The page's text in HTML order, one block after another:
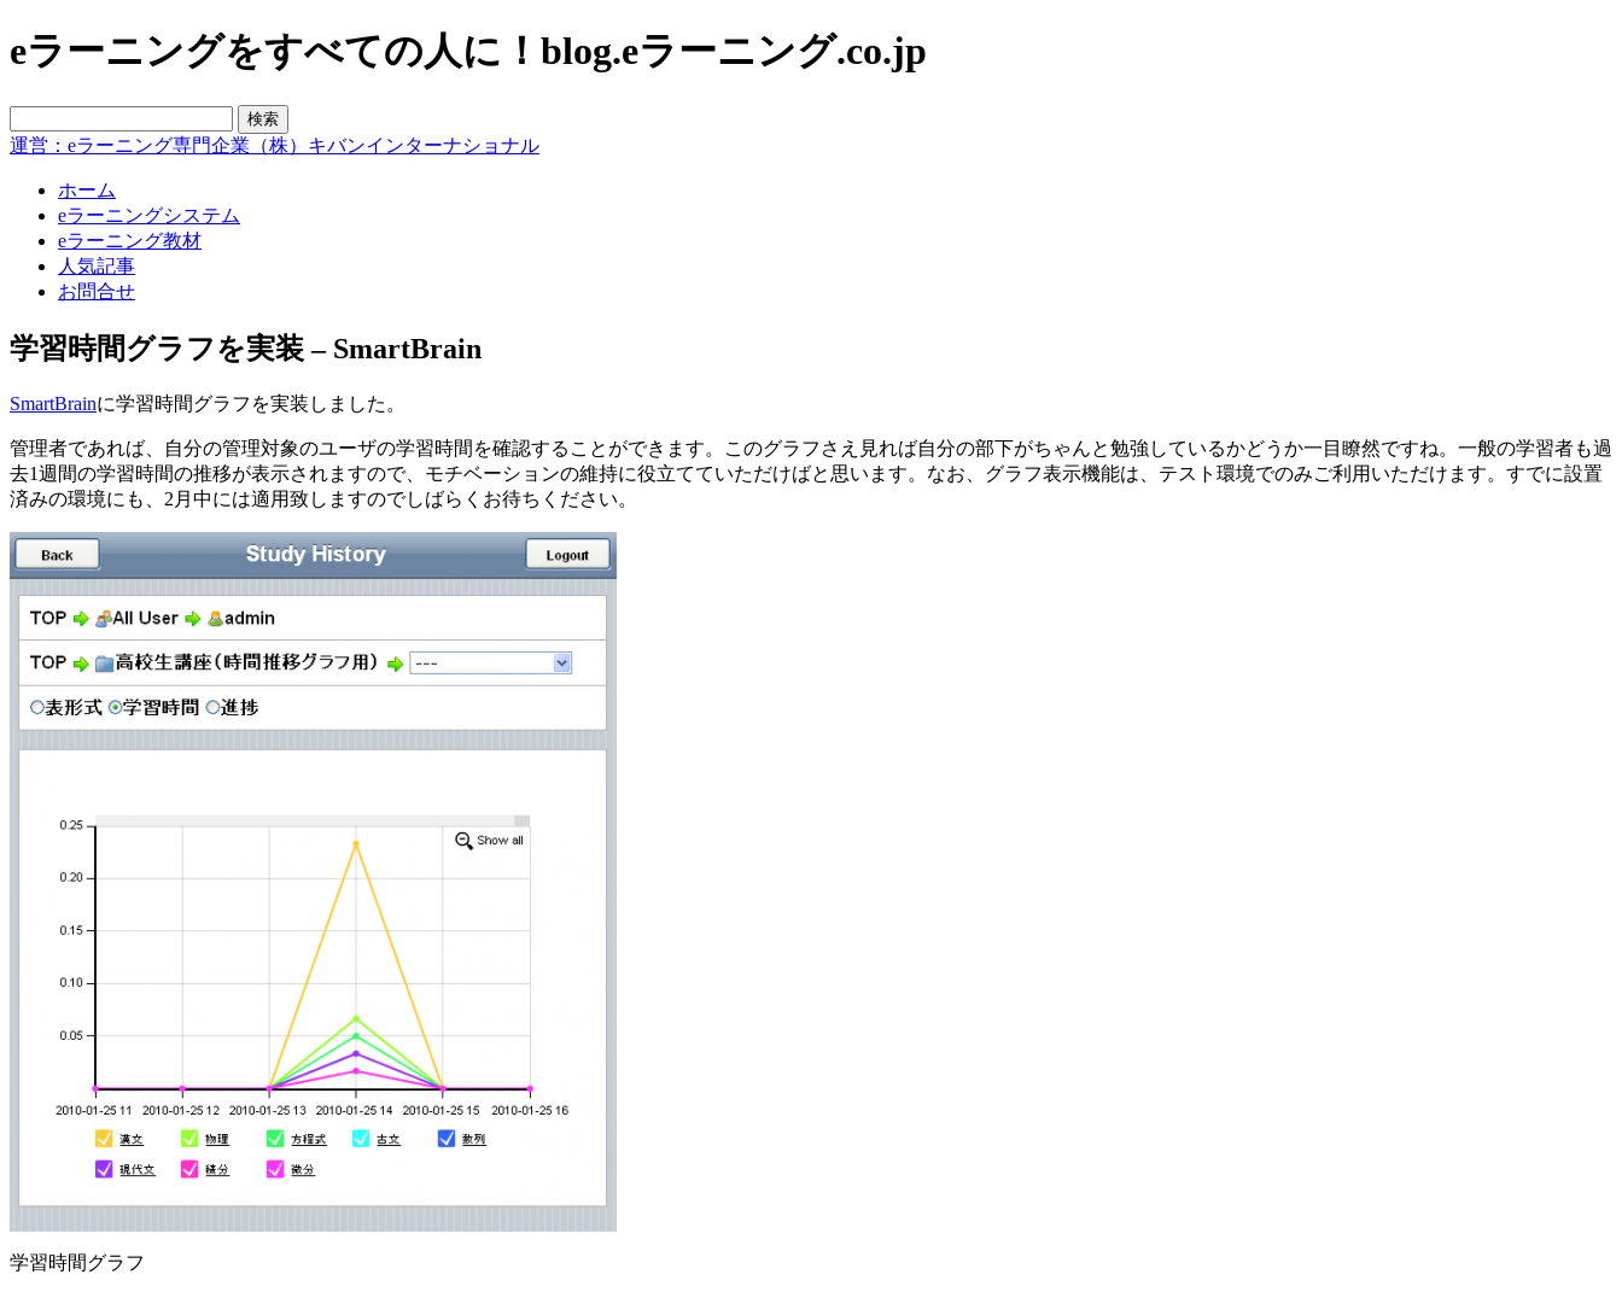
eラーニングをすべての人に！blog.eラーニング.co.jp
運営：eラーニング専門企業（株）キバンインターナショナル
ホーム
eラーニングシステム
eラーニング教材
人気記事
お問合せ
学習時間グラフを実装 – SmartBrain
SmartBrainに学習時間グラフを実装しました。
管理者であれば、自分の管理対象のユーザの学習時間を確認することができます。このグラフさえ見れば自分の部下がちゃんと勉強しているかどうか一目瞭然ですね。一般の学習者も過
去1週間の学習時間の推移が表示されますので、モチベーションの維持に役立てていただけばと思います。なお、グラフ表示機能は、テスト環境でのみご利用いただけます。すでに設置
済みの環境にも、2月中には適用致しますのでしばらくお待ちください。
学習時間グラフ